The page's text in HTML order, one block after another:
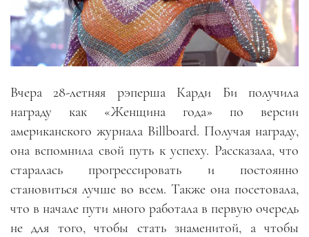
Вчера 28-летняя рэперша Карди Би получила
награду как «Женщина года» по версии
американского журнала Billboard. Получая награду,
она вспомнила свой путь к успеху. Рассказала, что
старалась прогрессировать и постоянно
становиться лучше во всем. Также она посетовала,
что в начале пути много работала в первую очередь
не для того, чтобы стать знаменитой, а чтобы